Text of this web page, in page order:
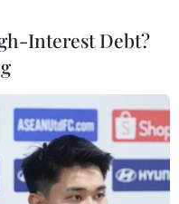
Interest Debt?